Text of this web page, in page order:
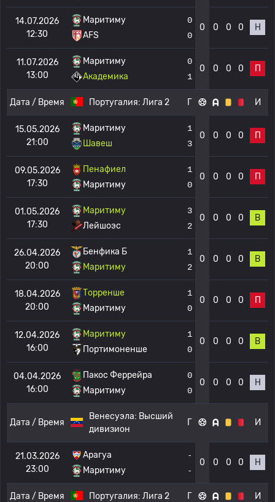
14.07.2026
12:30
Маритиму
AFS
0
0
0 0 0 0 Н
11.07.2026
13:00
Маритиму
Академика
0
1
0 0 0 0 П
Дата / Время Португалия: Лига 2 Г И
15.05.2026
21:00
Маритиму
Шавеш
1
3
0 0 0 0 П
09.05.2026
17:30
Пенафиел
Маритиму
1
0
0 0 0 0 П
01.05.2026
17:30
Маритиму
Лейшоэс
3
2
0 0 0 0 В
26.04.2026
20:00
Бенфика Б
Маритиму
1
2
0 0 0 0 В
18.04.2026
20:00
Торренше
Маритиму
1
0
0 0 0 0 П
12.04.2026
16:00
Маритиму
Портимоненше
1
0
0 0 0 0 В
04.04.2026
16:00
Пакос Феррейра
Маритиму
0
0
0 0 0 0 Н
Дата / Время
Венесуэла: Высший
дивизион
Г И
21.03.2026
23:00
Арагуа
Маритиму
-
-
0 0 0 0 Н
Дата / Время Португалия: Лига 2 Г И